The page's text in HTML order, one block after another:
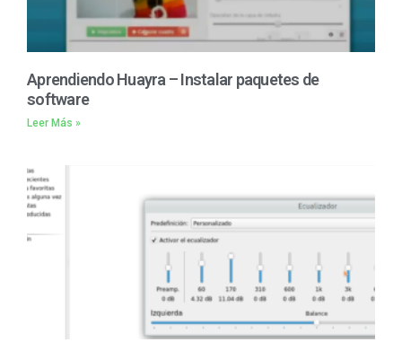
Aprendiendo Huayra – Instalar paquetes de
software
Leer Más »